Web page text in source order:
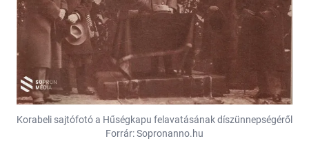
Korabeli sajtófotó a Hűségkapu felavatásának díszünnepségéről
Forrár: Sopronanno.hu